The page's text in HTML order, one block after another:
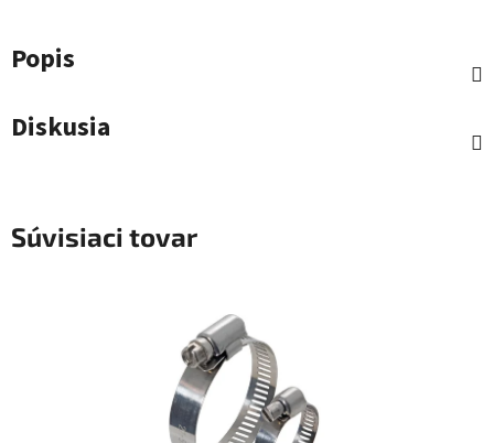
Popis
Diskusia
Súvisiaci tovar